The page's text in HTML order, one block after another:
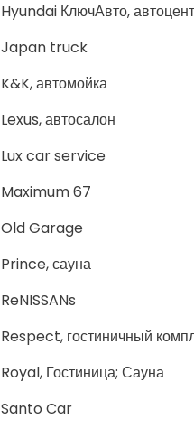
Hyundai КлючАвто,
Japan truck
K&K, автомойка
Lexus, автосалон
Lux car service
Maximum 67
Old Garage
Prince, сауна
ReNISSANs
Respect, гостиничный
Royal, Гостиница; Сауна
Santo Car